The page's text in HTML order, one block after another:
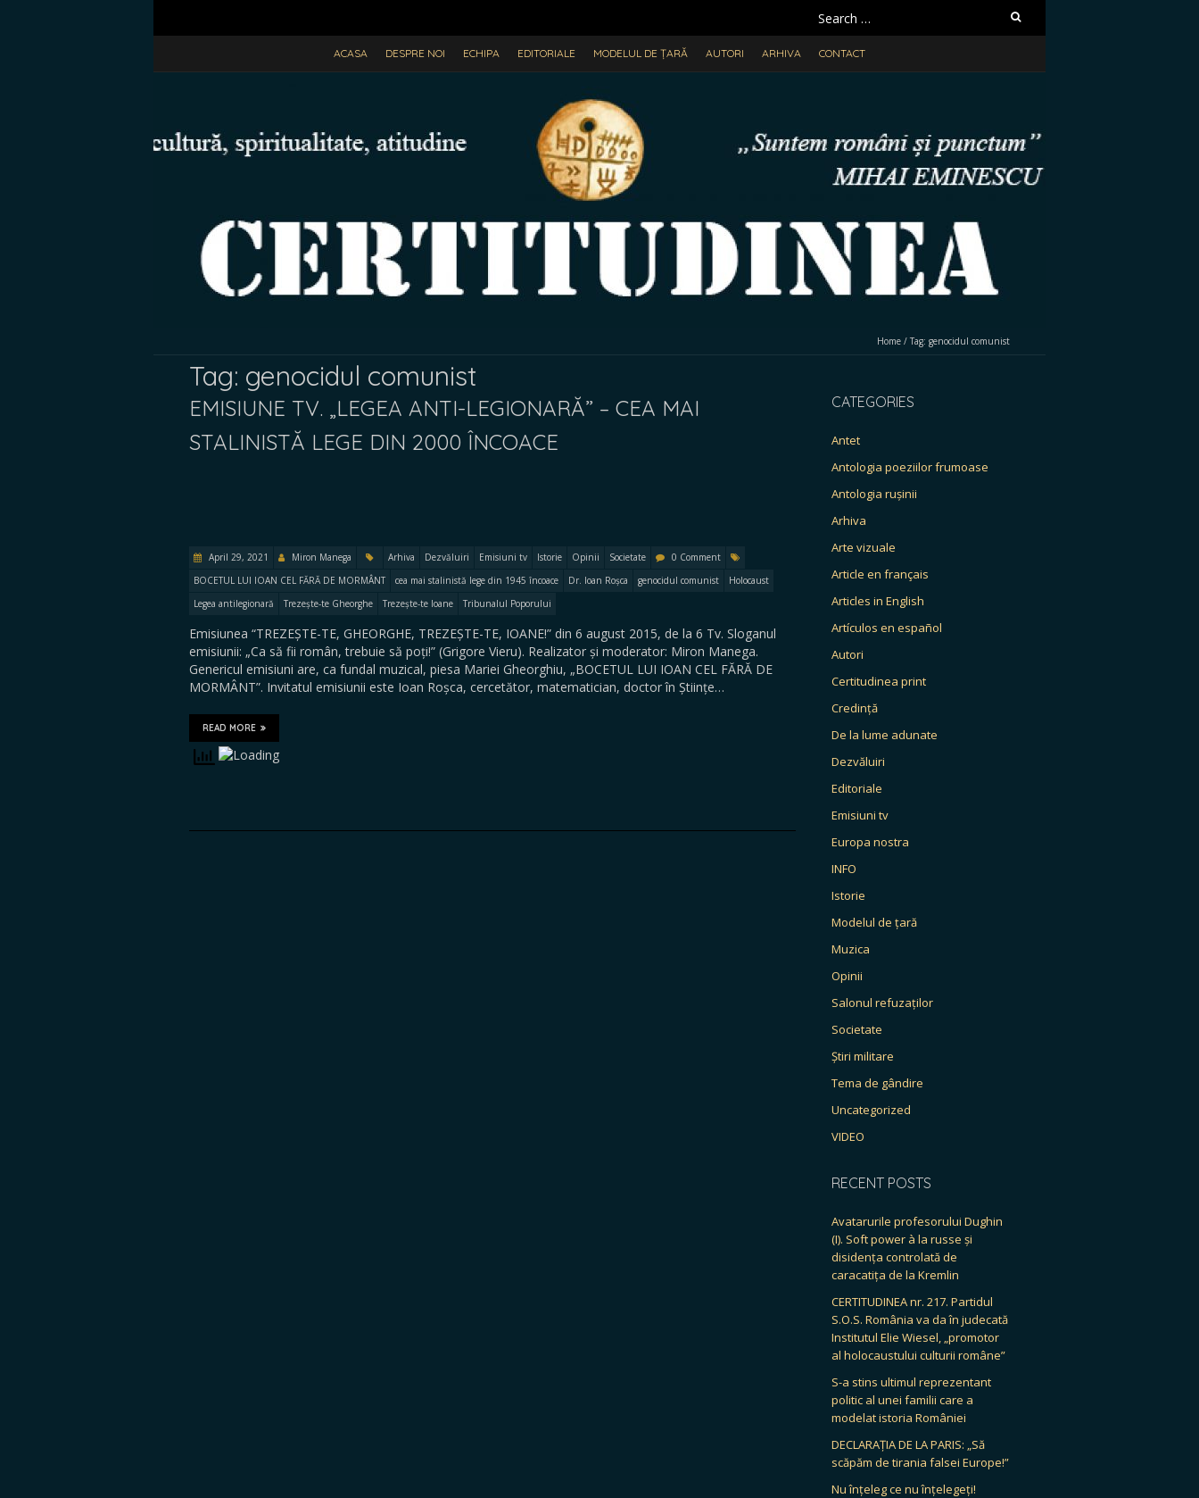
Search
for:
ACASA DESPRE NOI ECHIPA EDITORIALE MODELUL DE ȚARĂ AUTORI ARHIVA CONTACT
Home / Tag: genocidul comunist
Tag: genocidul comunist
EMISIUNE TV. „LEGEA ANTI-LEGIONARĂ” – CEA MAI
STALINISTĂ LEGE DIN 2000 ÎNCOACE
April 29, 2021 Miron Manega Arhiva Dezvăluiri Emisiuni tv Istorie Opinii Societate
0 Comment
BOCETUL LUI IOAN CEL FĂRĂ DE MORMÂNT
cea mai stalinistă lege din 1945 încoace Dr. Ioan Roșca genocidul comunist
Holocaust
Legea antilegionară
Trezește-te Gheorghe Trezește-te Ioane Tribunalul Poporului
Emisiunea “TREZEȘTE-TE, GHEORGHE, TREZEȘTE-TE, IOANE!” din 6 august 2015, de la 6 Tv. Sloganul
emisiunii: „Ca să fii român, trebuie să poți!” (Grigore Vieru). Realizator și moderator: Miron Manega.
Genericul emisiuni are, ca fundal muzical, piesa Mariei Gheorghiu, „BOCETUL LUI IOAN CEL FĂRĂ DE
MORMÂNT”. Invitatul emisiunii este Ioan Roșca, cercetător, matematician, doctor în Științe…
READ MORE
CATEGORIES
Antet
Antologia poeziilor frumoase
Antologia rușinii
Arhiva
Arte vizuale
Article en français
Articles in English
Artículos en español
Autori
Certitudinea print
Credință
De la lume adunate
Dezvăluiri
Editoriale
Emisiuni tv
Europa nostra
INFO
Istorie
Modelul de țară
Muzica
Opinii
Salonul refuzaților
Societate
Știri militare
Tema de gândire
Uncategorized
VIDEO
RECENT POSTS
Avatarurile profesorului Dughin
(I). Soft power à la russe și
disidența controlată de
caracatița de la Kremlin
CERTITUDINEA nr. 217. Partidul
S.O.S. România va da în judecată
Institutul Elie Wiesel, „promotor
al holocaustului culturii române”
S-a stins ultimul reprezentant
politic al unei familii care a
modelat istoria României
DECLARAȚIA DE LA PARIS: „Să
scăpăm de tirania falsei Europe!”
Nu înțeleg ce nu înțelegeți!